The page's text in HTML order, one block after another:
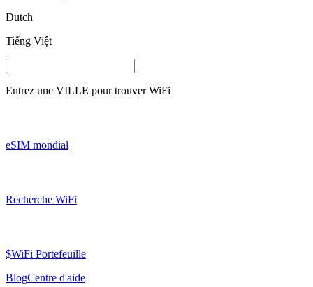
Dutch
Tiếng Việt
Entrez une VILLE pour trouver WiFi
eSIM mondial
Recherche WiFi
$WiFi Portefeuille
BlogCentre d'aide